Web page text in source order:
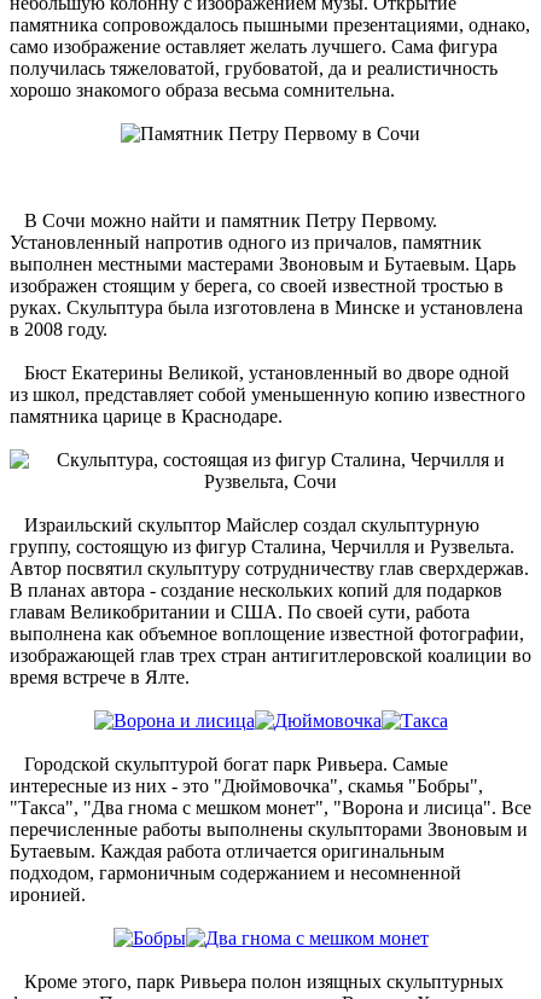
памятника сопровождалось пышными презентациями, однако,
само изображение оставляет желать лучшего. Сама фигура
получилась тяжеловатой, грубоватой, да и реалистичность
хорошо знакомого образа весьма сомнительна.
В Сочи можно найти и памятник Петру Первому.
Установленный напротив одного из причалов, памятник
выполнен местными мастерами Звоновым и Бутаевым. Царь
изображен стоящим у берега, со своей известной тростью в
руках. Скульптура была изготовлена в Минске и установлена
в 2008 году.
Бюст Екатерины Великой, установленный во дворе одной
из школ, представляет собой уменьшенную копию известного
памятника царице в Краснодаре.
Израильский скульптор Майслер создал скульптурную
группу, состоящую из фигур Сталина, Черчилля и Рузвельта.
Автор посвятил скульптуру сотрудничеству глав сверхдержав.
В планах автора - создание нескольких копий для подарков
главам Великобритании и США. По своей сути, работа
выполнена как объемное воплощение известной фотографии,
изображающей глав трех стран антигитлеровской коалиции во
время встрече в Ялте.
Городской скульптурой богат парк Ривьера. Самые
интересные из них - это "Дюймовочка", скамья "Бобры",
"Такса", "Два гнома с мешком монет", "Ворона и лисица". Все
перечисленные работы выполнены скульпторами Звоновым и
Бутаевым. Каждая работа отличается оригинальным
подходом, гармоничным содержанием и несомненной
иронией.
Кроме этого, парк Ривьера полон изящных скульптурных